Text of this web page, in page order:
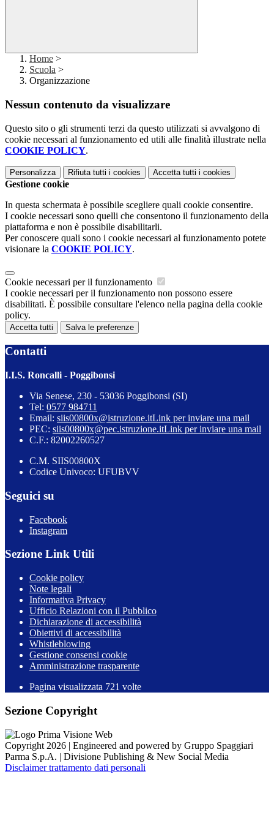
Home >
Scuola >
Organizzazione
Nessun contenuto da visualizzare
Questo sito o gli strumenti terzi da questo utilizzati si avvalgono di
cookie necessari al funzionamento ed utili alle finalità illustrate nella
COOKIE POLICY.
Personalizza Rifiuta tutti i cookies Accetta tutti i cookies
Gestione cookie
In questa schermata è possibile scegliere quali cookie consentire.
I cookie necessari sono quelli che consentono il funzionamento della
piattaforma e non è possibile disabilitarli.
Per conoscere quali sono i cookie necessari al funzionamento potete
visionare la COOKIE POLICY.
Cookie necessari per il funzionamento
I cookie necessari per il funzionamento non possono essere
disabilitati. È possibile consultare l'elenco nella pagina della cookie
policy.
Accetta tutti Salva le preferenze
Contatti
I.I.S. Roncalli - Poggibonsi
Via Senese, 230 - 53036 Poggibonsi (SI)
Tel: 0577 984711
Email: siis00800x@istruzione.itLink per inviare una mail
PEC: siis00800x@pec.istruzione.itLink per inviare una mail
C.F.: 82002260527
C.M. SIIS00800X
Codice Univoco: UFUBVV
Seguici su
Facebook
Instagram
Sezione Link Utili
Cookie policy
Note legali
Informativa Privacy
Ufficio Relazioni con il Pubblico
Dichiarazione di accessibilità
Obiettivi di accessibilità
Whistleblowing
Gestione consensi cookie
Amministrazione trasparente
Pagina visualizzata 721 volte
Sezione Copyright
Copyright 2026 | Engineered and powered by Gruppo Spaggiari
Parma S.p.A. | Divisione Publishing & New Social Media
Disclaimer trattamento dati personali